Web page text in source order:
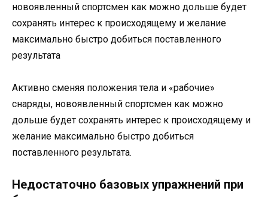
новоявленный спортсмен как можно дольше будет
сохранять интерес к происходящему и желание
максимально быстро добиться поставленного
результата
Активно сменяя положения тела и «рабочие»
снаряды, новоявленный спортсмен как можно
дольше будет сохранять интерес к происходящему и
желание максимально быстро добиться
поставленного результата.
Недостаточно базовых упражнений при